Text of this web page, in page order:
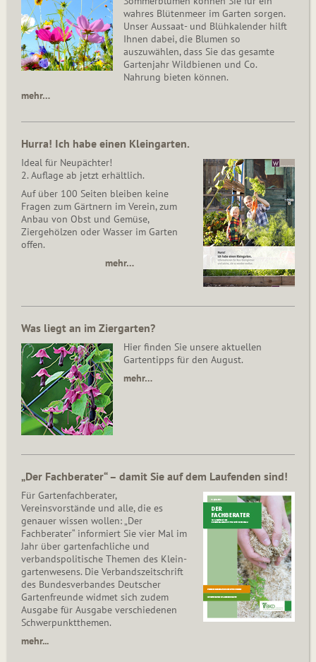
wahres Blütenmeer im Garten sorgen.
Unser Aussaat- und Blühkalender hilft
Ihnen dabei, die Blumen so
auszuwählen, dass Sie das gesamte
Gartenjahr Wildbienen und Co.
Nahrung bieten können.
mehr…
Hurra! Ich habe einen Kleingarten.
Ideal für Neupächter!
2. Auflage ab jetzt erhältlich.
Auf über 100 Seiten bleiben keine
Fragen zum Gärtnern im Verein, zum
Anbau von Obst und Gemüse,
Ziergehölzen oder Wasser im Garten
offen.
mehr…
Was liegt an im Ziergarten?
Hier finden Sie unsere aktuellen
Gartentipps für den August.
mehr…
„Der Fachberater“ – damit Sie auf dem Laufenden sind!
Für Gartenfachberater,
Vereinsvorstände und alle, die es
genauer wissen wollen: „Der
Fachberater“ informiert Sie vier Mal im
Jahr über gartenfachliche und
verbandspolitische Themen des Klein­
gar­ten­wesens. Die Ver­bands­zeit­schrift
des Bun­des­ver­ban­des Deutscher
Gartenfreunde widmet sich zudem
Ausgabe für Ausgabe verschiedenen
Schwer­punkt­the­men.
mehr...